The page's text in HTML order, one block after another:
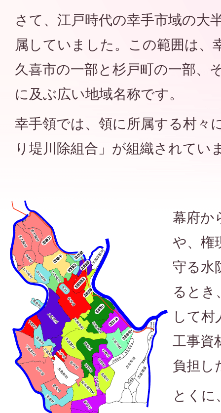
さて、江戸時代の幸手市域の大
属していました。この範囲は、
久喜市の一部と杉戸町の一部、
に及ぶ広い地域名称です。
幸手領では、領に所属する村々
り堤川除組合」が組織されてい
幕府か
や、権
守る水
るとき
して村
工事資
負担し
とくに